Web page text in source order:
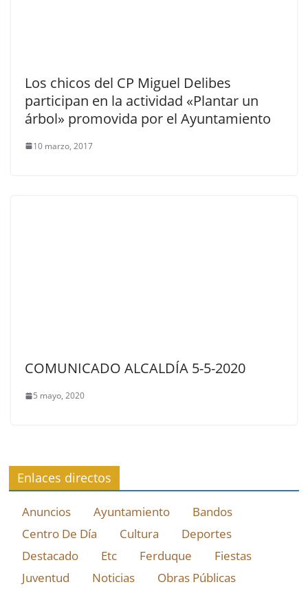
Los chicos del CP Miguel Delibes
participan en la actividad «Plantar un
árbol» promovida por el Ayuntamiento
10 marzo, 2017
COMUNICADO ALCALDÍA 5-5-2020
5 mayo, 2020
Enlaces directos
Anuncios Ayuntamiento
Bandos
Centro De Día
Cultura
Deportes
Destacado
Etc Ferduque
Fiestas
Juventud
Noticias
Obras Públicas